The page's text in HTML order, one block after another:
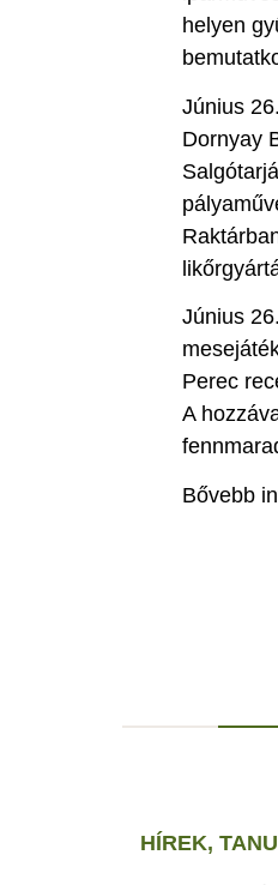
helyen
Június
Dornyay
Június
Perec
A
Bővebb
HÍREK,